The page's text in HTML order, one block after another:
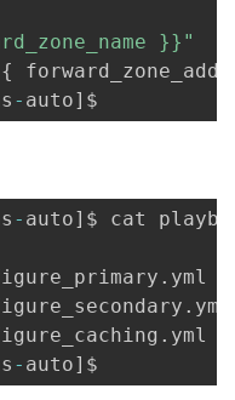
}}"
{
- auto]
- auto] $ cat
.
.
.
- auto]